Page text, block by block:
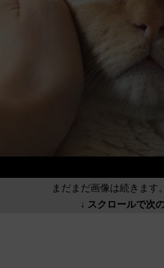
まだまだ画像は続きます
↓ スクロールで次